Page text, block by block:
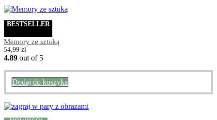
BESTSELLER
Memory ze sztuką
54,99 zł
4.89 out of 5
Dodaj do koszyka